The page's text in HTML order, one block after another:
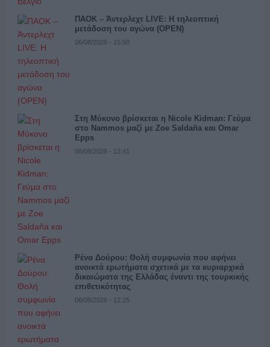
ΠΑΟΚ – Άντερλεχτ LIVE: Η τηλεοπτική
μετάδοση του αγώνα (OPEN)
06/08/2026 - 15:50
Στη Μύκονο βρίσκεται η Nicole Kidman: Γεύμα
στο Nammos μαζί με Zoe Saldaña και Omar
Epps
06/08/2026 - 12:41
Ρένα Δούρου: Θολή συμφωνία που αφήνει
ανοικτά ερωτήματα σχετικά με τα κυριαρχικά
δικαιώματα της Ελλάδας έναντι της τουρκικής
επιθετικότητας
06/08/2026 - 12:25